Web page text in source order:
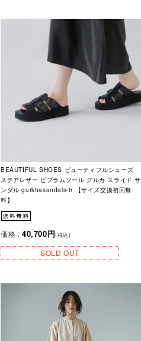
BEAUTIFUL SHOES ビューティフルシューズ
ステアレザー ビブラムソール グルカ スライド サ
ンダル gurkhasandals-tr 【サイズ交換初回無
料】
価格 : 40,700円(税込)
SOLD OUT